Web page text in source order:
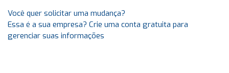
Você quer solicitar uma mudança?
Essa é a sua empresa? Crie uma conta gratuita para
gerenciar suas informações